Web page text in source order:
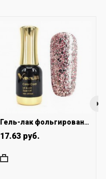
Гель-лак фольгированный Venalisa 12 мл №1202
17.63 руб.